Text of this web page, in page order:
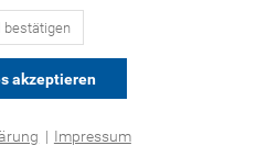
bestätigen
akzeptieren
| Impressum
setzen wir Technologien
ein, mit deren Hilfe das
Dies ist eine